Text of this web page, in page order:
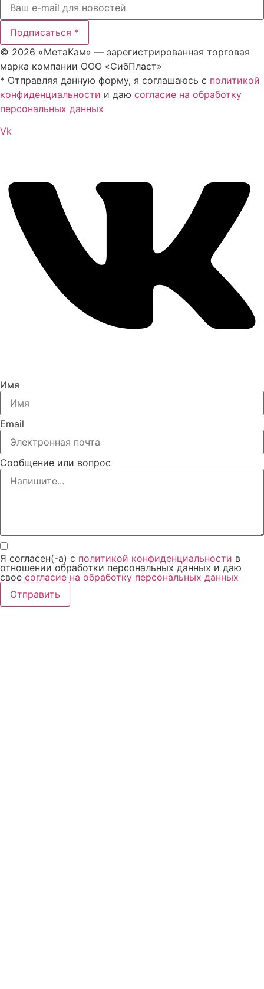
Подписаться *
© 2026 «МетаКам» — зарегистрированная торговая
марка компании ООО «СибПласт»
* Отправляя данную форму, я соглашаюсь с политикой
конфиденциальности и даю согласие на обработку
персональных данных
Vk
Имя
Email
Сообщение или вопрос
Я согласен(-а) с политикой конфиденциальности в
отношении обработки персональных данных и даю
свое согласие на обработку персональных данных
Отправить